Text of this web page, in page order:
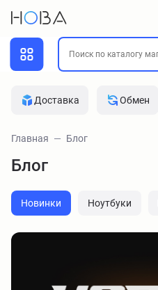
Доставка Обмен
Главная Блог
Блог
Новинки Ноутбуки